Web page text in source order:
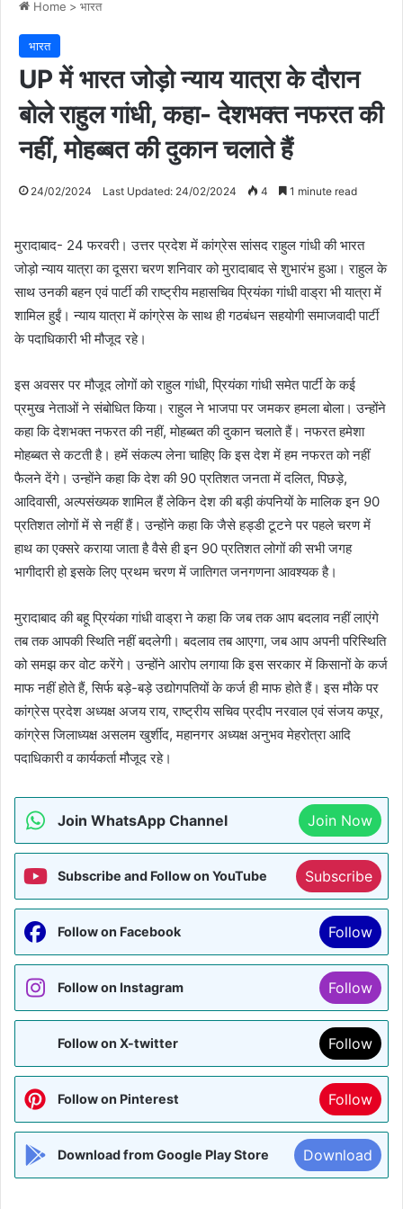
Home > भारत
भारत
UP में भारत जोड़ो न्याय यात्रा के दौरान
बोले राहुल गांधी, कहा- देशभक्त नफरत की
नहीं, मोहब्बत की दुकान चलाते हैं
24/02/2024 Last Updated: 24/02/2024 4 1 minute read
मुरादाबाद- 24 फरवरी। उत्तर प्रदेश में कांग्रेस सांसद राहुल गांधी की भारत
जोड़ो न्याय यात्रा का दूसरा चरण शनिवार को मुरादाबाद से शुभारंभ हुआ। राहुल के
साथ उनकी बहन एवं पार्टी की राष्ट्रीय महासचिव प्रियंका गांधी वाड्रा भी यात्रा में
शामिल हुईं। न्याय यात्रा में कांग्रेस के साथ ही गठबंधन सहयोगी समाजवादी पार्टी
के पदाधिकारी भी मौजूद रहे।
इस अवसर पर मौजूद लोगों को राहुल गांधी, प्रियंका गांधी समेत पार्टी के कई
प्रमुख नेताओं ने संबोधित किया। राहुल ने भाजपा पर जमकर हमला बोला। उन्होंने
कहा कि देशभक्त नफरत की नहीं, मोहब्बत की दुकान चलाते हैं। नफरत हमेशा
मोहब्बत से कटती है। हमें संकल्प लेना चाहिए कि इस देश में हम नफरत को नहीं
फैलने देंगे। उन्होंने कहा कि देश की 90 प्रतिशत जनता में दलित, पिछड़े,
आदिवासी, अल्पसंख्यक शामिल हैं लेकिन देश की बड़ी कंपनियों के मालिक इन 90
प्रतिशत लोगों में से नहीं हैं। उन्होंने कहा कि जैसे हड्डी टूटने पर पहले चरण में
हाथ का एक्सरे कराया जाता है वैसे ही इन 90 प्रतिशत लोगों की सभी जगह
भागीदारी हो इसके लिए प्रथम चरण में जातिगत जनगणना आवश्यक है।
मुरादाबाद की बहू प्रियंका गांधी वाड्रा ने कहा कि जब तक आप बदलाव नहीं लाएंगे
तब तक आपकी स्थिति नहीं बदलेगी। बदलाव तब आएगा, जब आप अपनी परिस्थिति
को समझ कर वोट करेंगे। उन्होंने आरोप लगाया कि इस सरकार में किसानों के कर्ज
माफ नहीं होते हैं, सिर्फ बड़े-बड़े उद्योगपतियों के कर्ज ही माफ होते हैं। इस मौके पर
कांग्रेस प्रदेश अध्यक्ष अजय राय, राष्ट्रीय सचिव प्रदीप नरवाल एवं संजय कपूर,
कांग्रेस जिलाध्यक्ष असलम खुर्शीद, महानगर अध्यक्ष अनुभव मेहरोत्रा आदि
पदाधिकारी व कार्यकर्ता मौजूद रहे।
Join WhatsApp Channel Join Now
Subscribe and Follow on YouTube Subscribe
Follow on Facebook Follow
Follow on Instagram Follow
Follow on X-twitter Follow
Follow on Pinterest Follow
Download from Google Play Store Download